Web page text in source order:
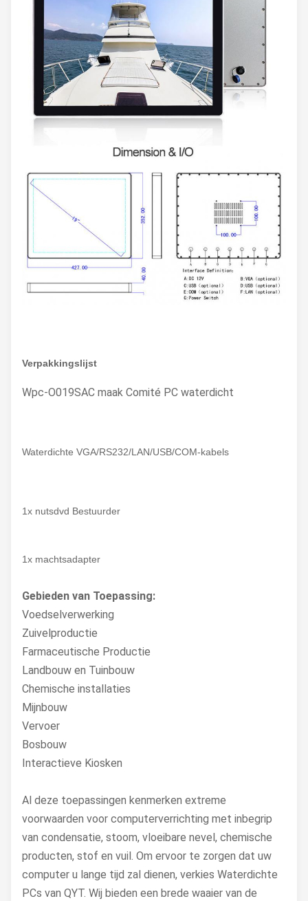
Verpakkingslijst
Wpc-O019SAC maak Comité PC waterdicht
Waterdichte VGA/RS232/LAN/USB/COM-kabels
1x nutsdvd Bestuurder
1x machtsadapter
Gebieden van Toepassing:
Voedselverwerking
Zuivelproductie
Farmaceutische Productie
Landbouw en Tuinbouw
Chemische installaties
Mijnbouw
Vervoer
Bosbouw
Interactieve Kiosken
Al deze toepassingen kenmerken extreme
voorwaarden voor computerverrichting met inbegrip
van condensatie, stoom, vloeibare nevel, chemische
producten, stof en vuil. Om ervoor te zorgen dat uw
computer u lange tijd zal dienen, verkies Waterdichte
PCs van QYT. Wij bieden een brede waaier van de